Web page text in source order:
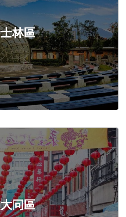
士林區
大同區